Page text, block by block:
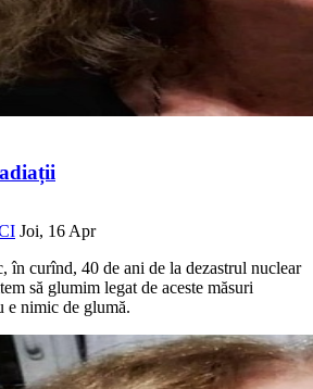
Joi, 16 Apr
în curînd, 40 de ani de la dezastrul nuclear
să glumim legat de aceste măsuri
e nimic de glumă.